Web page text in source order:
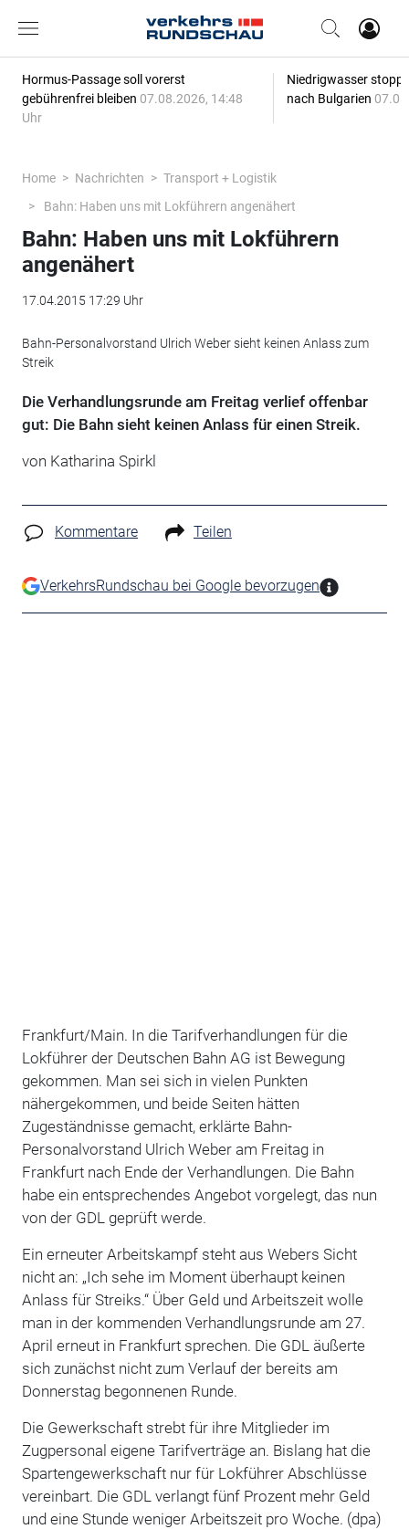
Hormus-Passage soll vorerst
gebührenfrei bleiben 07.08.2026, 14:48
Uhr
Niedrigwasser
nach Bulgarien
Home Nachrichten
Transport + Logistik
Bahn: Haben uns mit Lokführern angenähert
Bahn: Haben uns mit Lokführern
angenähert
17.04.2015 17:29 Uhr
Bahn-Personalvorstand Ulrich Weber sieht keinen Anlass zum
Streik
Die Verhandlungsrunde am Freitag verlief offenbar
gut: Die Bahn sieht keinen Anlass für einen Streik.
von Katharina Spirkl
Kommentare Teilen
VerkehrsRundschau bei Google bevorzugen
Frankfurt/Main. In die Tarifverhandlungen für die
Lokführer der Deutschen Bahn AG ist Bewegung
gekommen. Man sei sich in vielen Punkten
nähergekommen, und beide Seiten hätten
Zugeständnisse gemacht, erklärte Bahn-
Personalvorstand Ulrich Weber am Freitag in
Frankfurt nach Ende der Verhandlungen. Die Bahn
habe ein entsprechendes Angebot vorgelegt, das nun
von der GDL geprüft werde.
Ein erneuter Arbeitskampf steht aus Webers Sicht
nicht an: „Ich sehe im Moment überhaupt keinen
Anlass für Streiks.“ Über Geld und Arbeitszeit wolle
man in der kommenden Verhandlungsrunde am 27.
April erneut in Frankfurt sprechen. Die GDL äußerte
sich zunächst nicht zum Verlauf der bereits am
Donnerstag begonnenen Runde.
Die Gewerkschaft strebt für ihre Mitglieder im
Zugpersonal eigene Tarifverträge an. Bislang hat die
Spartengewerkschaft nur für Lokführer Abschlüsse
vereinbart. Die GDL verlangt fünf Prozent mehr Geld
und eine Stunde weniger Arbeitszeit pro Woche. (dpa)